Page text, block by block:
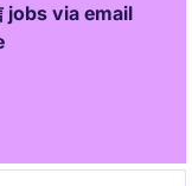
jobs via email